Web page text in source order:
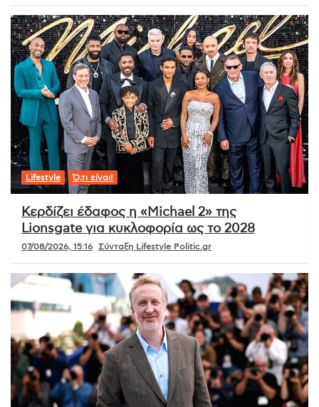
Lifestyle Ό,τι είναι!
Κερδίζει έδαφος η «Michael 2» της
Lionsgate για κυκλοφορία ως το 2028
07/08/2026, 15:16 Σύνταξη Lifestyle Politic.gr